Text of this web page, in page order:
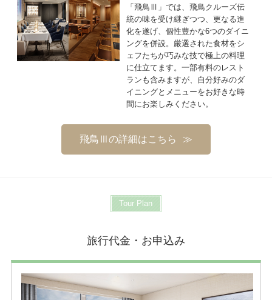
「飛鳥Ⅲ」では、飛鳥クルーズ伝
統の味を受け継ぎつつ、更なる進
化を遂げ、個性豊かな6つのダイニ
ングを併設。厳選された食材をシ
ェフたちが巧みな技で極上の料理
に仕立てます。一部有料のレスト
ランも含みますが、自分好みのダ
イニングとメニューをお好きな時
間にお楽しみください。
飛鳥Ⅲの詳細はこちら
Tour Plan
旅行代金・お申込み